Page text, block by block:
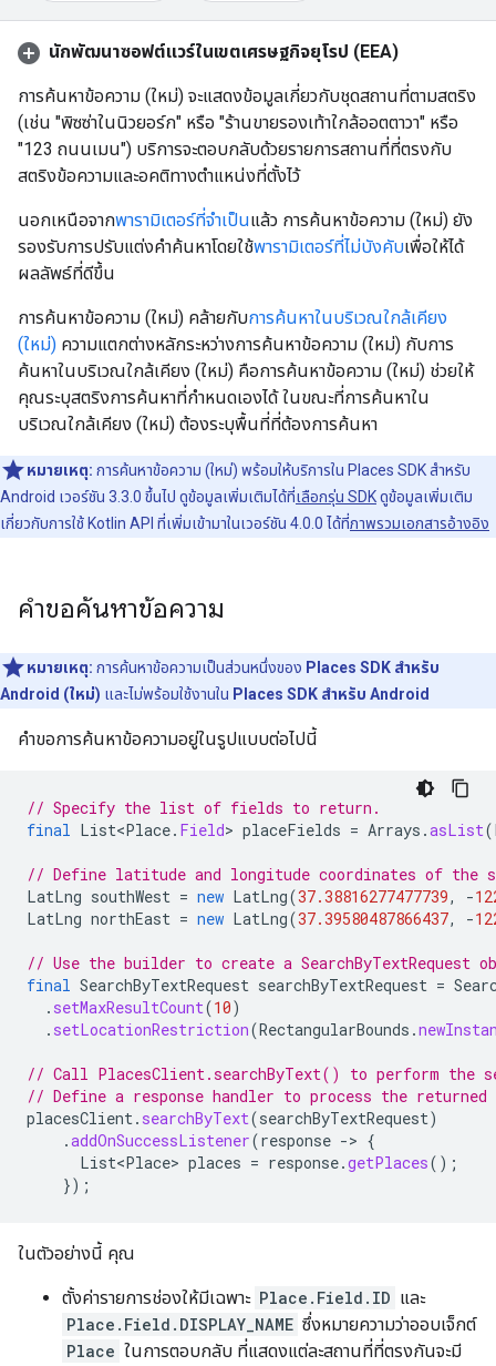
นักพัฒนาซอฟต์แวร์ในเขตเศรษฐกิจยุโรป (EEA)
การค้นหาข้อความ (ใหม่) จะแสดงข้อมูลเกี่ยวกับชุดสถานที่ตามสตริง
(เช่น "พิซซ่าในนิวยอร์ก" หรือ "ร้านขายรองเท้าใกล้ออตตาวา" หรือ
"123 ถนนเมน") บริการจะตอบกลับด้วยรายการสถานที่ที่ตรงกับ
สตริงข้อความและอคติทางตำแหน่งที่ตั้งไว้
นอกเหนือจากพารามิเตอร์ที่จำเป็นแล้ว การค้นหาข้อความ (ใหม่) ยัง
รองรับการปรับแต่งคำค้นหาโดยใช้พารามิเตอร์ที่ไม่บังคับเพื่อให้ได้
ผลลัพธ์ที่ดีขึ้น
การค้นหาข้อความ (ใหม่) คล้ายกับการค้นหาในบริเวณใกล้เคียง
(ใหม่) ความแตกต่างหลักระหว่างการค้นหาข้อความ (ใหม่) กับการ
ค้นหาในบริเวณใกล้เคียง (ใหม่) คือการค้นหาข้อความ (ใหม่) ช่วยให้
คุณระบุสตริงการค้นหาที่กำหนดเองได้ ในขณะที่การค้นหาใน
บริเวณใกล้เคียง (ใหม่) ต้องระบุพื้นที่ที่ต้องการค้นหา
หมายเหตุ: การค้นหาข้อความ (ใหม่) พร้อมให้บริการใน Places SDK สำหรับ
Android เวอร์ชัน 3.3.0 ขึ้นไป ดูข้อมูลเพิ่มเติมได้ที่เลือกรุ่น SDKดูข้อมูลเพิ่มเติม
เกี่ยวกับการใช้ Kotlin API ที่เพิ่มเข้ามาในเวอร์ชัน 4.0.0 ได้ที่ภาพรวมเอกสารอ้างอิง
คำขอค้นหาข้อความ
หมายเหตุ: การค้นหาข้อความเป็นส่วนหนึ่งของ Places SDK สำหรับ
Android (ใหม่) และไม่พร้อมใช้งานใน Places SDK สำหรับ Android
คำขอการค้นหาข้อความอยู่ในรูปแบบต่อไปนี้
// Specify the list of fields to return.
final List<Place. Field> placeFields = Arrays .asList(
// Define latitude and longitude coordinates of the
LatLng southWest = new LatLng(37.38816277477739, -
LatLng northEast = new LatLng(37.39580487866437, -
// Use the builder to create a SearchByTextRequest
final SearchByTextRequest searchByTextRequest =
. setMaxResultCount(10)
. setLocationRestriction(RectangularBounds .
// Call PlacesClient.searchByText() to perform the
// Define a response handler to process the
placesClient. searchByText(searchByTextRequest)
.addOnSuccessListener(response -> {
List<Place> places = response.getPlaces();
});
ในตัวอย่างนี้ คุณ
ตั้งค่ารายการช่องให้มีเฉพาะ Place.Field.ID และ
Place.Field.DISPLAY_NAME ซึ่งหมายความว่าออบเจ็กต์
Place ในการตอบกลับ ที่แสดงแต่ละสถานที่ที่ตรงกันจะมี